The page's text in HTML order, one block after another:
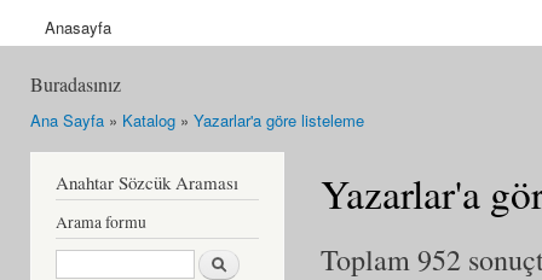
Anasayfa
Buradasınız
Ana Sayfa » Katalog » Yazarlar'a göre listeleme
Anahtar Sözcük Araması
Arama formu
Ara
Yazarlar'a
Toplam 952